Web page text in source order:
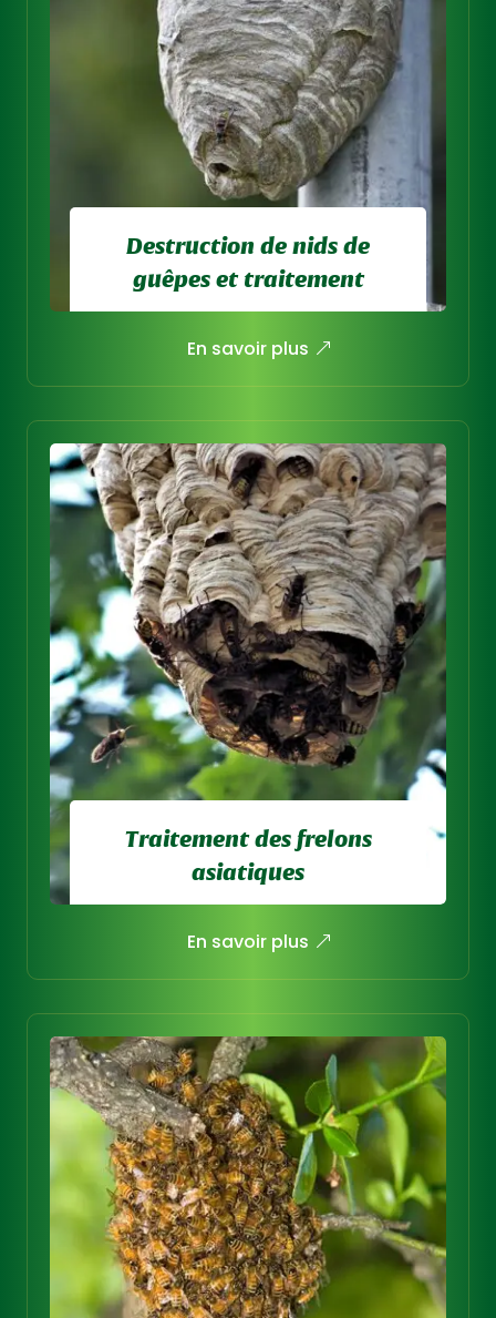
Destruction de nids de
guêpes et traitement
sécurisée dans un rayon de 30 km
En savoir plus
Traitement des frelons
asiatiques
de frelons asiatiques, même en
En savoir plus